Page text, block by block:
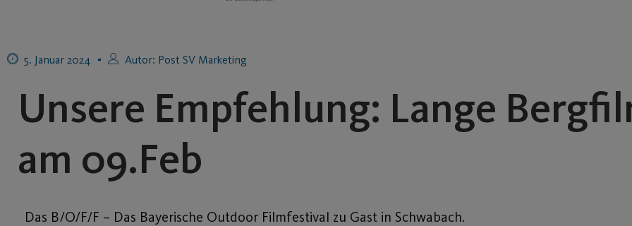
5. Januar 2024 Autor: Post SV Marketing
Unsere Empfehlung: Lange
am 09.Feb
Das B/O/F/F – Das Bayerische Outdoor Filmfestival zu Gast in Schwabach.